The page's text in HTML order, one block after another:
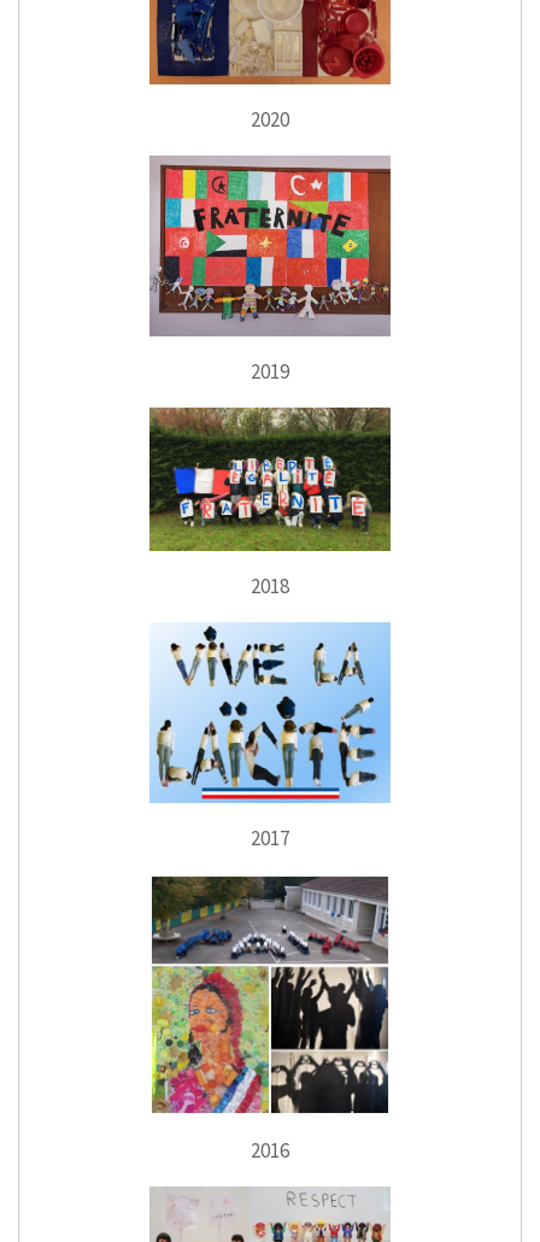
2020
2019
2018
2017
2016